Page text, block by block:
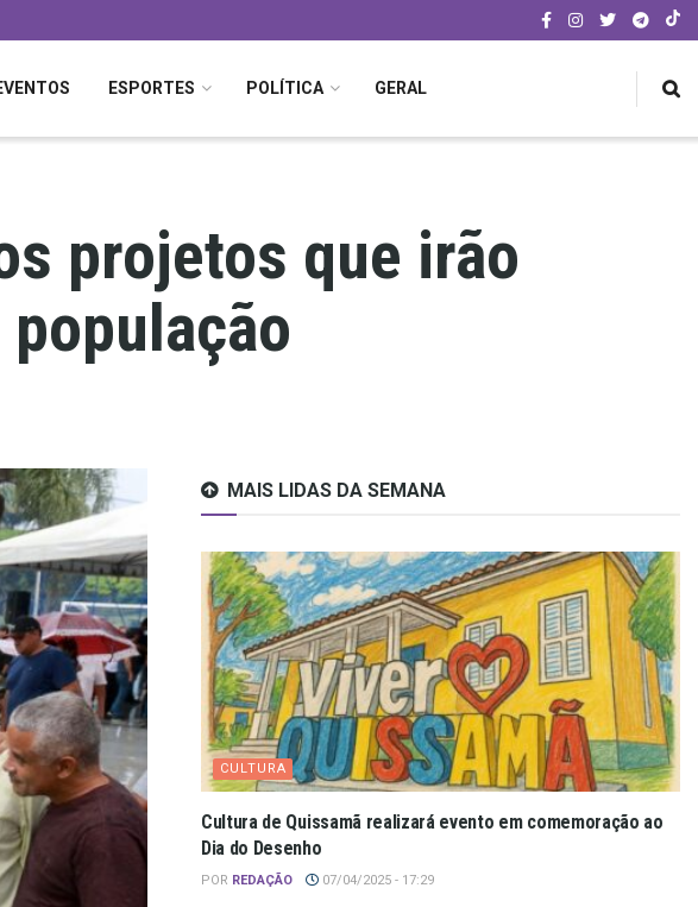
ESPORTES POLÍTICA GERAL
projetos que irão
MAIS LIDAS DA SEMANA
CULTURA
Cultura de Quissamã realizará evento em comemoração ao
Dia do Desenho
POR REDAÇÃO 07/04/2025 - 17:29